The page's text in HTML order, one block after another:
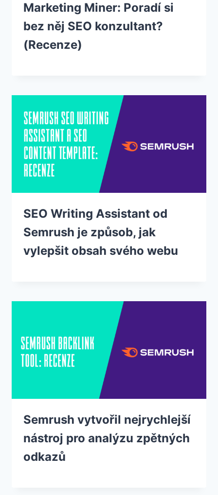
Marketing Miner: Poradí si
bez něj SEO konzultant?
(Recenze)
SEO Writing Assistant od
Semrush je způsob, jak
vylepšit obsah svého webu
Semrush vytvořil nejrychlejší
nástroj pro analýzu zpětných
odkazů